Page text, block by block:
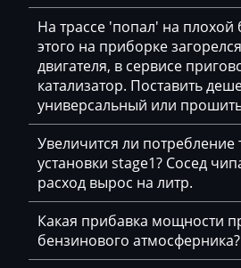
Fiat
Ford
Foton
Freightliner
Furukawa
GAC
Geely
Gehl
На трассе 'попал' на плохой
этого на приборке
двигателя, в сервисе
катализатор. Поставить
универсальный или
Увеличится ли потребление
установки stage1? Сосед
расход вырос на литр.
Какая прибавка мощности
бензинового атмосферника?